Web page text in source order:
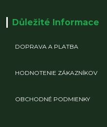
Důležité Informace
DOPRAVA A PLATBA
HODNOTENIE ZÁKAZNÍKOV
OBCHODNÉ PODMIENKY